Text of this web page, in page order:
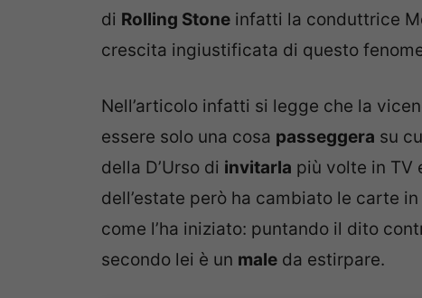
di Rolling Stone infatti la conduttrice
crescita ingiustificata di questo
Nell’articolo infatti si legge che la
essere solo una cosa passeggera su
della D’Urso di invitarla più volte in TV
dell’estate però ha cambiato le carte
come l’ha iniziato: puntando il dito
secondo lei è un male da estirpare.